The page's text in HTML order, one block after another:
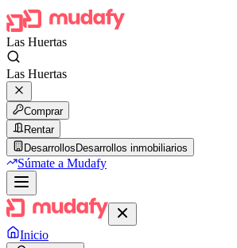
Las Huertas
Las Huertas
Comprar
Rentar
Desarrollos Desarrollos inmobiliarios
Súmate a Mudafy
Inicio